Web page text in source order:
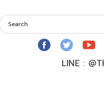
LINE :